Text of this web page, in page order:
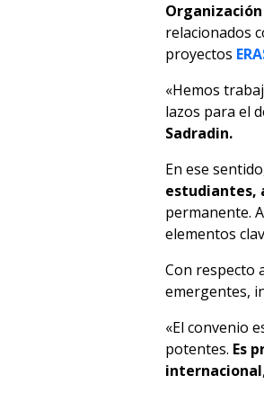
Organización
relacionados
proyectos
«Hemos
lazos para el
Sadradin.
En ese
estudiantes,
permanente.
elementos
Con respecto
emergentes,
«El convenio
potentes. Es
internacional